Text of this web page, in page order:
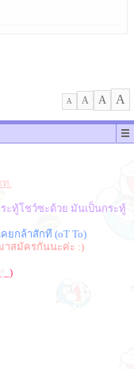
A A A A
ท.
ระทู้โชว์ซะด้วย มันเป็นกระทู้
คยกล้าสักที (oT To)
าสมัครกันนะค่ะ :)
_)